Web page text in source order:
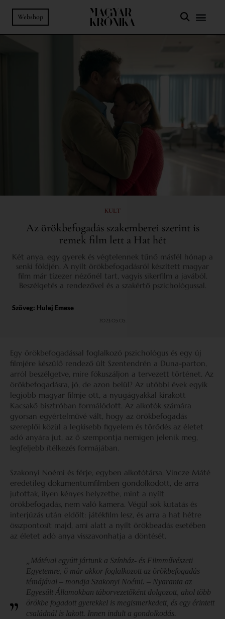
Webshop
KULT
Az örökbefogadás szakemberei szerint is
remek film lett a Hat hét
Két anya, egy gyerek és végtelennek tűnő másfél hónap a
senki földjén. A nyílt örökbefogadásról készített magyar
film már tízezer nézőnél tart, vagyis sikerfilm a javából.
Beszélgetés a rendezővel és a szakértő pszichológussal.
Szöveg: Hulej Emese
2023.05.05.
Egy örökbefogadással foglalkozó pszichológus és egy új
filmjére készülő rendező ült Szentendrén a Duna-parton,
arról beszélgetve, mire fókuszáljon a tervezett történet. Az
örökbefogadásra, jó, de azon belül? Az utóbbi évek egyik
legjobb magyar filmje ott, a nyugágyakkal kirakott
Kacsakő bisztróban formálódott. Az alkotók számára
gyorsan egyértelművé vált, hogy az örökbefogadás
szereplői közül a legkisebb figyelem és törődés az életet
adó anyára jut, az ő szempontja nemigen jelenik meg,
legfeljebb ítélkezés formájában.
Szakonyi Noémi és férje, egyben alkotótársa, Vincze Máté
eredetileg dokumentumfilmben gondolkodott, de arra
jutottak, ilyen kényes helyzetbe, mint a nyílt
örökbefogadás, nem való kamera. Végül sok kutatás és
interjúzás után eldőlt: játékfilm lesz, és arra a hat hétre
összpontosít majd, ami alatt a nyílt örökbeadás esetében
az életet adó anya visszavonhatja a döntését.
„Mátéval együtt jártunk a Színház- és Filmművészeti
Egyetemre, ő már akkor foglalkozott az örökbefogadás
témájával – mondja Szakonyi Noémi. – Nyaranta az
Egyesült Államokban táborvezetőként dolgozott, ahol több
örökbe fogadott gyerekkel is megismerkedett, és egy érintett
családnál is lakott. Innen indult a gondolkodás.